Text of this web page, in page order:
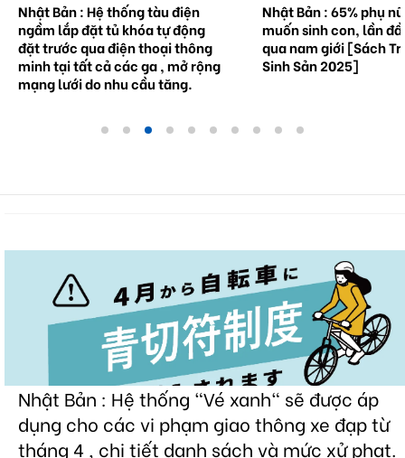
Nhật Bản : Hệ thống tàu điện
ngầm lắp đặt tủ khóa tự động
đặt trước qua điện thoại thông
minh tại tất cả các ga , mở rộng
mạng lưới do nhu cầu tăng.
Nhật Bản : 65% phụ
muốn sinh con, lần
qua nam giới [Sách
Sinh Sản 2025]
Nhật Bản : Hệ thống "Vé xanh" sẽ được áp
dụng cho các vi phạm giao thông xe đạp từ
tháng 4 , chi tiết danh sách và mức xử phạt.